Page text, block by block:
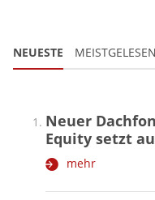
NEUESTE MEISTGELESEN
Neuer
Equity setzt
mehr